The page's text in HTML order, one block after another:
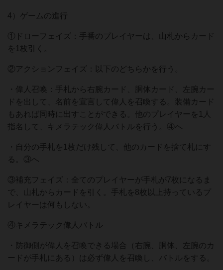
4）ゲームの進行
①ドローフェイズ：手番のプレイヤーは、山札からカード
を1枚引く。
②アクションフェイズ：以下のどちらかを行う。
・偉人召喚：手札から右腕カード、胴体カード、左腕カー
ドを出して、名前を宣言して偉人を召喚する。装備カード
もあれば同時に出すことができる。他のプレイヤーを1人
指名して、キメラテック偉人バトルを行う。④へ
・自分の手札を1枚だけ残して、他のカードを捨て札にす
る。③へ
③補充フェイズ：全てのプレイヤーが手札が7枚になるま
で、山札からカードを引く。手札を8枚以上持っているプ
レイヤーは何もしない。
④キメラテック偉人バトル
・防御側が偉人を召喚できる場合（右腕、胴体、左腕のカ
ードが手札にある）は必ず偉人を召喚し、バトルをする。